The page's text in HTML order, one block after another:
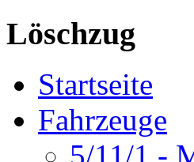
Löschzug
Startseite
Fahrzeuge